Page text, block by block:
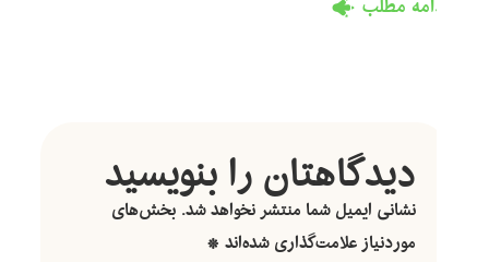
دیدگاهتان را بنویسید
نشانی ایمیل شما منتشر نخواهد شد. بخش‌های
موردنیاز علامت‌گذاری شده‌اند *